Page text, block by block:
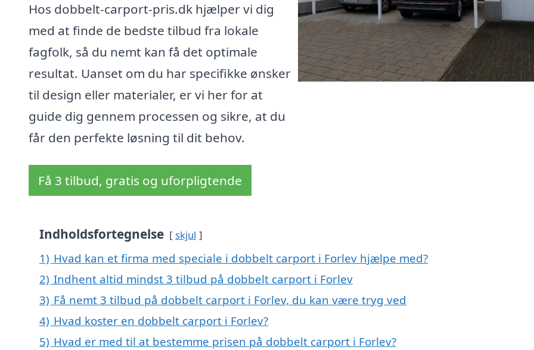
Hos dobbelt-carport-pris.dk hjælper vi dig
med at finde de bedste tilbud fra lokale
fagfolk, så du nemt kan få det optimale
resultat. Uanset om du har specifikke ønsker
til design eller materialer, er vi her for at
guide dig gennem processen og sikre, at du
får den perfekte løsning til dit behov.
Få 3 tilbud, gratis og uforpligtende
Indholdsfortegnelse skjul
1) Hvad kan et firma med speciale i dobbelt carport i Forlev hjælpe med?
2) Indhent altid mindst 3 tilbud på dobbelt carport i Forlev
3) Få nemt 3 tilbud på dobbelt carport i Forlev, du kan være tryg ved
4) Hvad koster en dobbelt carport i Forlev?
5) Hvad er med til at bestemme prisen på dobbelt carport i Forlev?